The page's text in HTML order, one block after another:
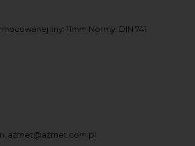
liny: 11mm Normy: DIN 741
azmet@azmet.com.pl